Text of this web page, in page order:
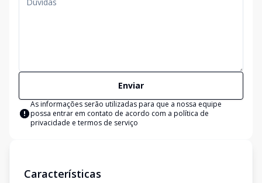
Enviar
As informações serão utilizadas para que a nossa equipe
possa entrar em contato de acordo com a política de
privacidade e termos de serviço
Características